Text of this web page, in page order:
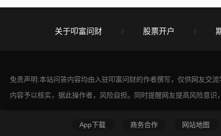
关于叩富问财 / 股票开户 /
免责声明:本站问答内容均由入驻叩富问财的作者撰写，仅供网友交
内容予以核实，据此操作者，风险自担。同时提醒网友提高风险意
App下载 商务合作 网站地图